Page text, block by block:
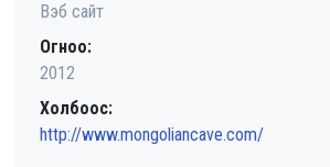
Вэб сайт
Огноо:
2012
Холбоос:
http://www.mongoliancave.com/